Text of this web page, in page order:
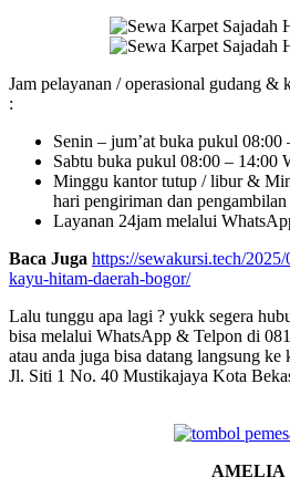
Jam pelayanan / operasional gudang &
:
Senin – jum’at buka pukul
Sabtu buka pukul 08:00 – 14:00
Minggu kantor tutup / libur &
hari pengiriman dan pengambilan
Layanan 24jam melalui
Baca Juga https://sewakursi.tech/
kayu-hitam-daerah-bogor/
Lalu tunggu apa lagi ? yukk segera
bisa melalui WhatsApp & Telpon di
atau anda juga bisa datang langsung
Jl. Siti 1 No. 40 Mustikajaya Kota
AMELIA